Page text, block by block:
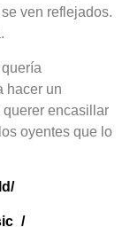
ven reflejados.
hacer un
encasillar
oyentes que lo